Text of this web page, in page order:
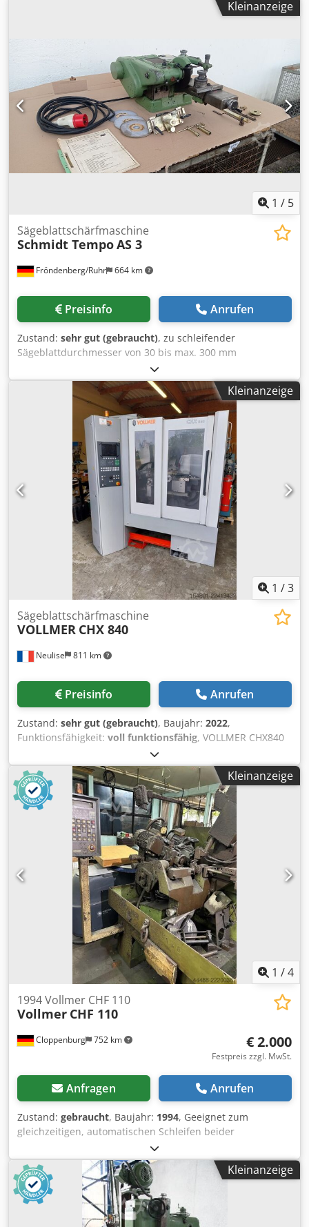
Sägeblattaufnahme Kreissägeblattdurchmesser: 165 - 630
mm Zahnteilung: 3 - 50 mm Sägeblattstärke: 2 - 6 mm
Arbeitsgeschwindigkeit: stufenlos regelbar von 24 - 50
Z/min. Schleifscheibendurchmesser: 25 und 30 mm
Schleifscheibenbreite: 0.3/0.4 und 0.5 mm Anschlußwert
ca.: 0.4 kW (400 V / 50 Hz) Gewicht ca.: 210 kg
Abmessungen B x T x H ca.: 1020 x 900 x 1620 mm Farbe:
hellgrau RAL 7047 Dcsdpfx Ajza Eahsbmjk
Kleinanzeige
1 / 5
Fröndenberg/Ruhr 664 km
Sägeblattschärfmaschine
Schmidt TempoAS 3
Preisinfo Anrufen
Zustand: sehr gut (gebraucht), zu schleifender
Sägeblattdurchmesser von 30 bis max. 300 mm
Schleifscheibendurchmesser 150 mm, sehr viel Zubehör
Dsdpfxszntwpo Abmeck guter, gepflegter Zustand
Bedienungsanleitung ist vorhanden
Kleinanzeige
1 /3
Neulise 811 km
Sägeblattschärfmaschine
VOLLMER CHX 840
Preisinfo Anrufen
Zustand: sehr gut (gebraucht), Baujahr: 2022,
Funktionsfähigkeit: voll funktionsfähig, VOLLMER CHX840
Schärfmaschine für Hartmetall-Kreissägeblätter Maschine
aus dem Jahr 2022 Automatisches Schärfen von Vorder-
und Rückseite für Sägeblätter von 80 bis 840 mm Betrieb
mit Öl und verstärkter Pumpe Absaugung von Ölnebel
Manuelles Löschsystem Auffangwanne unter der Maschine
Vorrichtung zum Schärfen von Stecheisen Mehrfacetten-
Zahnprofilprogramm (freie Programmierung) Dcedpjzpg
Uksfx Abmok Automatisches, akustisches Nullpunkt-
Erkennungssystem Planscheibenschleifscheibe,
Rückenschleifscheibe, Zentrierringe, automatischer
Sägeblatt-Halter Transport, Lieferung und Schulung
Kleinanzeige
1 /4
Cloppenburg 752 km
1994 Vollmer CHF 110
Vollmer CHF 110
€ 2.000
Festpreis zzgl. MwSt.
Anfragen Anrufen
Zustand: gebraucht, Baujahr: 1994, Geeignet zum
gleichzeitigen, automatischen Schleifen beider
Zahnflanken an hartmetallbestückten Kreissägeblättern.
Zubehör: Motorische Spanwinkelverstellung,
Naßschliffeinrichtung, automatische Zentralschmierung,
Maschinenleuchte, 2 Schleifscheibenaufnahmen, 1
Sägeblattaufnahmebolzen. Dedpfxezgucde Abmock
Kreissägen Außendurchmesser: 80 bis 460 mm Blattdicke:
Kleinanzeige